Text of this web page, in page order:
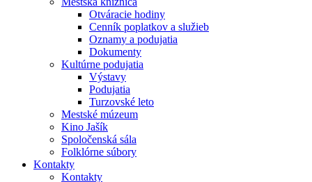
Otváracie hodiny
Cenník poplatkov a služieb
Oznamy a podujatia
Dokumenty
Kultúrne podujatia
Výstavy
Podujatia
Turzovské leto
Mestské múzeum
Kino Jašík
Spoločenská sála
Folklórne súbory
Kontakty
Kontakty